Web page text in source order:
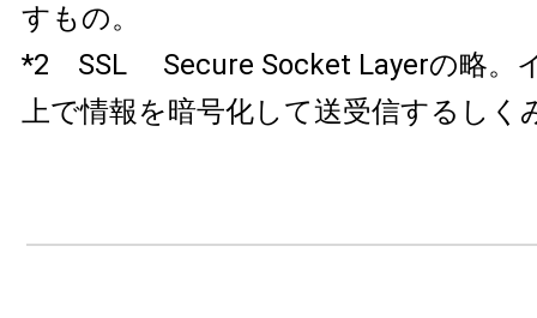
すもの。
*2 SSL Secure Socket Layerの略。
上で情報を暗号化して送受信するしく